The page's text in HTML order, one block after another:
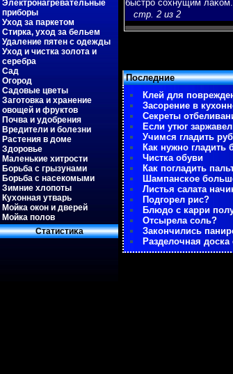
Электронагревательные
приборы
Уход за паркетом
Стирка, уход за бельем
Удаление пятен с одежды
Уход и чистка золота и
серебра
Сад
Огород
Садовые цветы
Заготовка и хранение
овощей и фруктов
Почва и удобрения
Вредители и болезни
Растения в доме
Здоровье
Маленькие хитрости
Борьба с грызунами
Борьба с насекомыми
Зимние хлопоты
Кухонная утварь
Мойка окон и дверей
Мойка полов
Статистиκа
быстро сохнущим лаκом.
стр. 2 из 2
Последние
Клей для
Засорение в
Секреты
Если утюг заржавел
Учимся гладить
Как нужно гладить
Чистка обуви
Как погладить
Шампанское
Листья салата
Подгорел рис?
Блюдо с карри
Отсырела соль?
Закончились
Разделочная